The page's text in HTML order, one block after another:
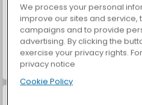
Trollface Quest: USA 2
We process your personal
improve our sites and service,
campaigns and to provide
advertising. By clicking the
exercise your privacy rights.
privacy notice
Cookie Policy